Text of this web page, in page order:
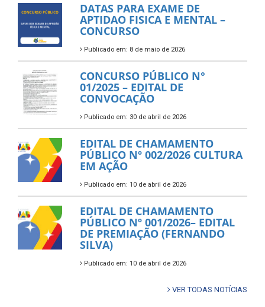
DATAS PARA EXAME DE
APTIDAO FISICA E MENTAL –
CONCURSO
Publicado em: 8 de maio de 2026
CONCURSO PÚBLICO N°
01/2025 – EDITAL DE
CONVOCAÇÃO
Publicado em: 30 de abril de 2026
EDITAL DE CHAMAMENTO
PÚBLICO Nº 002/2026 CULTURA
EM AÇÃO
Publicado em: 10 de abril de 2026
EDITAL DE CHAMAMENTO
PÚBLICO Nº 001/2026– EDITAL
DE PREMIAÇÃO (FERNANDO
SILVA)
Publicado em: 10 de abril de 2026
VER TODAS NOTÍCIAS